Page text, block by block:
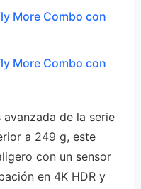
More Combo con
More Combo con
de la serie
a 249 g, este
con un sensor
en 4K HDR y